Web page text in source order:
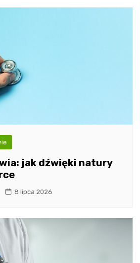
jak dźwięki natury
8 lipca 2026